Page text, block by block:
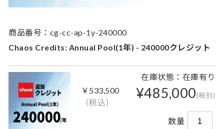
商品番号：cg-cc-ap-1y-240000
Chaos Credits: Annual Pool(1年) - 240000クレジット
在庫状態：在庫有り
¥485,000(税別)
￥533,500
（税込）
数量